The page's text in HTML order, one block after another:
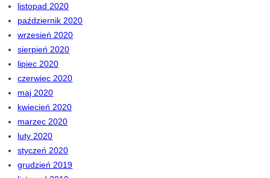
listopad 2020
październik 2020
wrzesień 2020
sierpień 2020
lipiec 2020
czerwiec 2020
maj 2020
kwiecień 2020
marzec 2020
luty 2020
styczeń 2020
grudzień 2019